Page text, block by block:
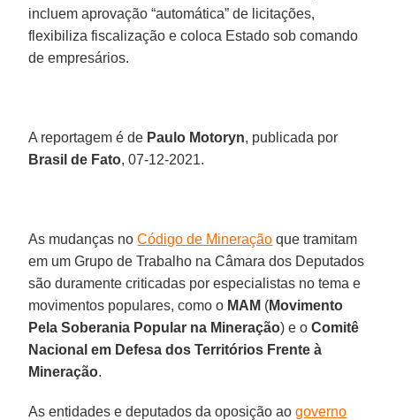
incluem aprovação “automática” de licitações,
flexibiliza fiscalização e coloca Estado sob comando
de empresários.
A reportagem é de Paulo Motoryn, publicada por
Brasil de Fato, 07-12-2021.
As mudanças noCódigo de Mineração que tramitam
em um Grupo de Trabalho na Câmara dos Deputados
são duramente criticadas por especialistas no tema e
movimentos populares, como o MAM (Movimento
Pela Soberania Popular na Mineração) e oComitê
Nacional em Defesa dos Territórios Frente à
Mineração.
As entidades e deputados da oposição aogoverno